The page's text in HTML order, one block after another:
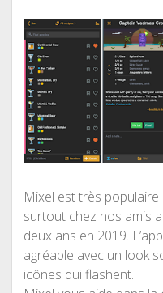
Mixel est très
surtout chez nos amis
deux ans en 2019.
agréable avec un look
icônes qui flashent.